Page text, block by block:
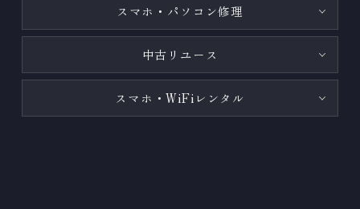
スマホ・パソコン修理
中古リユース
スマホ・WiFiレンタル